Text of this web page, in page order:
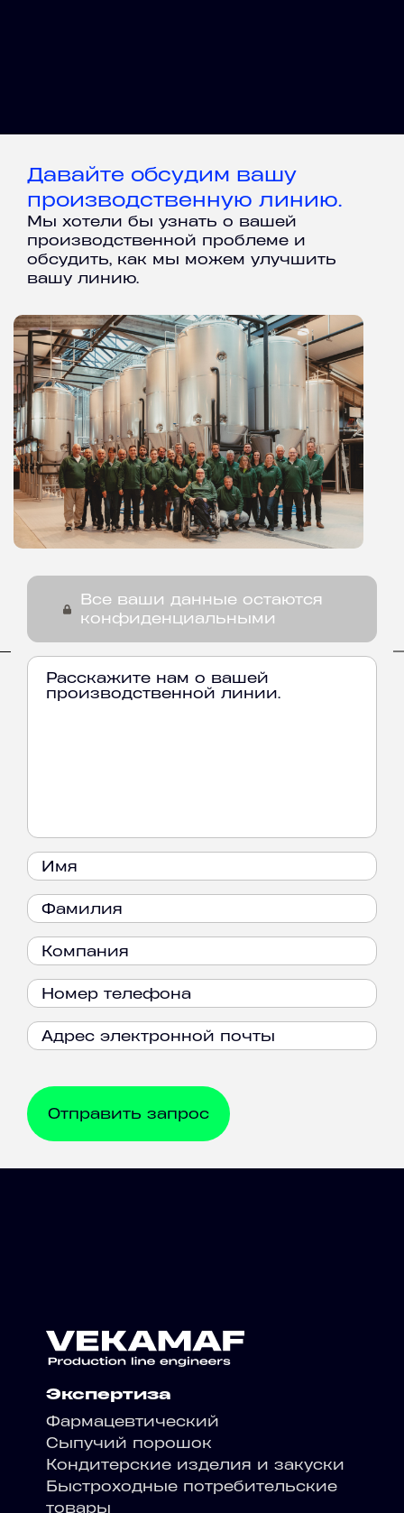
Давайте обсудим вашу
производственную линию.
Мы хотели бы узнать о вашей
производственной проблеме и
обсудить, как мы можем улучшить
вашу линию.
Все ваши данные остаются
конфиденциальными
Экспертиза
Фармацевтический
Сыпучий порошок
Кондитерские изделия и закуски
Быстроходные потребительские
товары